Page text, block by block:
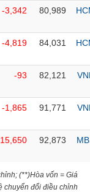
-3,342 80,989
-4,819 84,031
-93 82,121
-1,865 91,771
92,873
(**)Hòa vốn = Giá
chuyển đổi điều chỉnh